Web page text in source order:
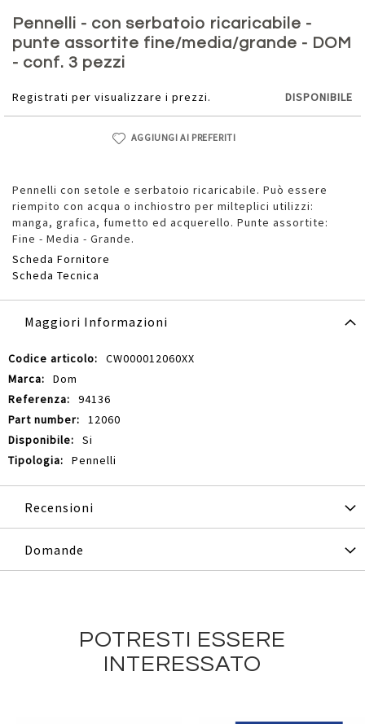
Pennelli - con serbatoio ricaricabile -
punte assortite fine/media/grande - DOM
- conf. 3 pezzi
Registrati per visualizzare i prezzi. DISPONIBILE
AGGIUNGI AI PREFERITI
Pennelli con setole e serbatoio ricaricabile. Può essere
riempito con acqua o inchiostro per milteplici utilizzi:
manga, grafica, fumetto ed acquerello. Punte assortite:
Fine - Media - Grande.
Scheda Fornitore
Scheda Tecnica
all'inizio
della
galleria
di
Maggiori Informazioni
Maggiori
Informazioni
CW000012060XX
Dom
94136
12060
Si
Pennelli
Recensioni
Domande
POTRESTI ESSERE
INTERESSATO